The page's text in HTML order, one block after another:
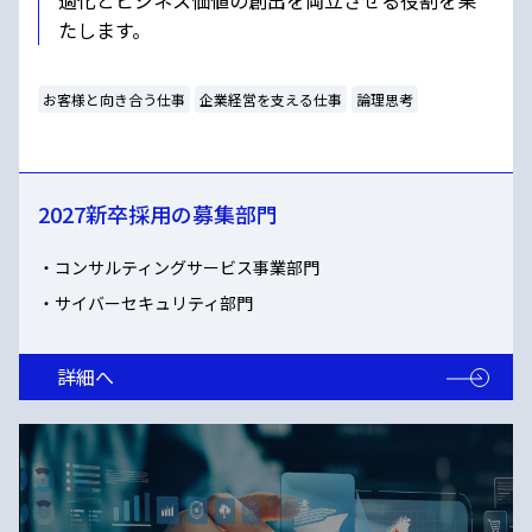
たします。
お客様と向き合う仕事 企業経営を支える仕事 論理思考
2027新卒採用の募集部門
コンサルティングサービス事業部門
サイバーセキュリティ部門
詳細へ